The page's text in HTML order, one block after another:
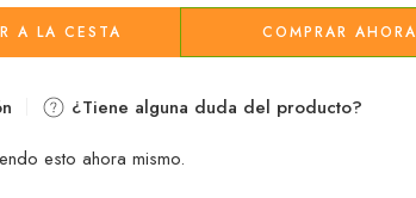
A LA CESTA COMPRAR AHORA
¿Tiene alguna duda del producto?
esto ahora mismo.